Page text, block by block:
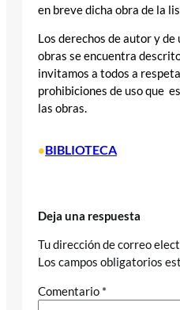
en breve dicha obra de la
Los derechos de autor y de
obras se encuentra
invitamos a todos a
prohibiciones de uso que
las obras.
•BIBLIOTECA
Deja una respuesta
Tu dirección de correo
Los campos obligatorios
Comentario *